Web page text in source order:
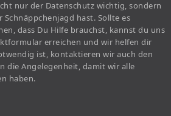
nur der Datenschutz wichtig, sondern
Schnäppchenjagd hast. Sollte es
dass Du Hilfe brauchst, kannst du uns
erreichen und wir helfen dir
ist, kontaktieren wir auch den
die Angelegenheit, damit wir alle
haben.